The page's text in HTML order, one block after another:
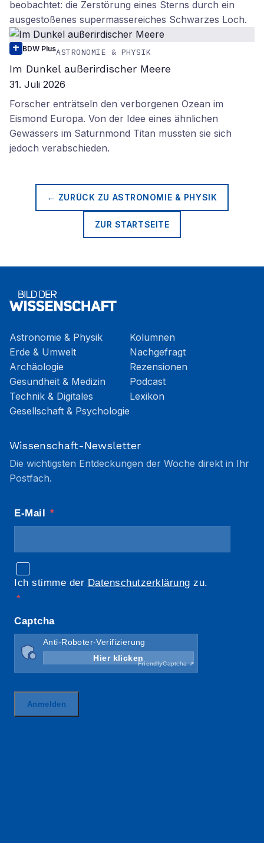
beobachtet: die Zerstörung eines Sterns durch ein
ausgestoßenes supermassereiches Schwarzes Loch.
BDW PlusASTRONOMIE & PHYSIK
Im Dunkel außerirdischer Meere
31. Juli 2026
Forscher enträtseln den verborgenen Ozean im
Eismond Europa. Von der Idee eines ähnlichen
Gewässers im Saturnmond Titan mussten sie sich
jedoch verabschieden.
← ZURÜCK ZU ASTRONOMIE & PHYSIK
ZUR STARTSEITE
Astronomie & Physik
Erde & Umwelt
Archäologie
Gesundheit & Medizin
Technik & Digitales
Gesellschaft & Psychologie
Kolumnen
Nachgefragt
Rezensionen
Podcast
Lexikon
Wissenschaft-Newsletter
Die wichtigsten Entdeckungen der Woche direkt in Ihr
Postfach.